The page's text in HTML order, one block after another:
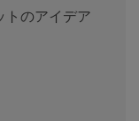
トのアイデア